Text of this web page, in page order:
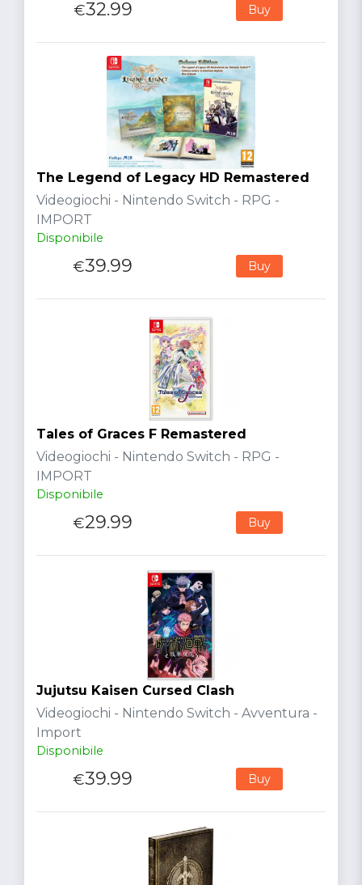
€32.99 Buy
The Legend of Legacy HD Remastered
Videogiochi - Nintendo Switch - RPG -
IMPORT
Disponibile
€39.99 Buy
Tales of Graces F Remastered
Videogiochi - Nintendo Switch - RPG -
IMPORT
Disponibile
€29.99 Buy
Jujutsu Kaisen Cursed Clash
Videogiochi - Nintendo Switch - Avventura -
Import
Disponibile
€39.99 Buy